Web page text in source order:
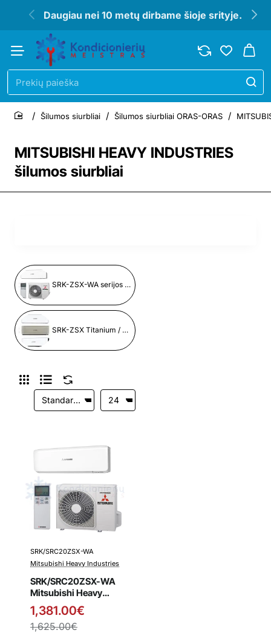
Daugiau nei 10 metų dirbame šioje srityje.
Prekių
paieška
MITSUBISHI HEAVY INDUSTRIES
šilumos siurbliai
home
Šilumos siurbliai Šilumos siurbliai ORAS-ORAS
SRK-ZSX-WA serijos šilumos siurbliai
SRK-ZSX Titanium / Black & White serija
Išpardavimas
SRK/SRC20ZSX-WA
Mitsubishi Heavy Industries
SRK/SRC20ZSX-WA
Mitsubishi Heavy
Industries 2.0/2.7
kW šilumos siurblys
1,381.00€
1,625.00€